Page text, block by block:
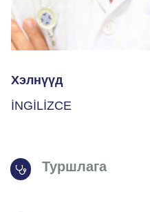
Хэлнүүд
İNGİLİZCE
Туршлага